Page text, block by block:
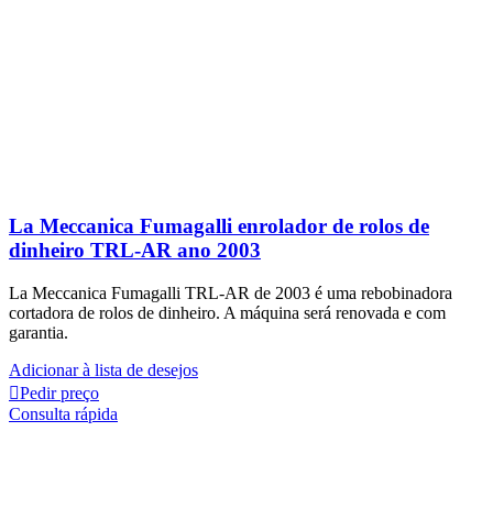
La Meccanica Fumagalli enrolador de rolos de
dinheiro TRL-AR ano 2003
La Meccanica Fumagalli TRL-AR de 2003 é uma rebobinadora
cortadora de rolos de dinheiro. A máquina será renovada e com
garantia.
Adicionar à lista de desejos
Pedir preço
Consulta rápida